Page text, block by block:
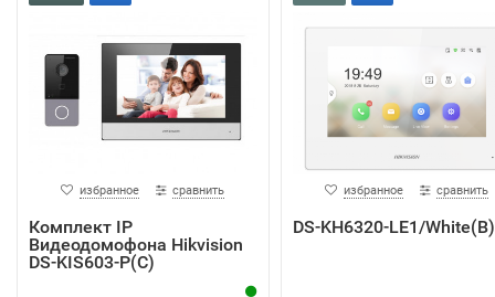
избранное сравнить
Комплект IP
Видеодомофона Hikvision
DS-KIS603-P(C)
избранное сравнить
DS-KH6320-LE1/White(B)